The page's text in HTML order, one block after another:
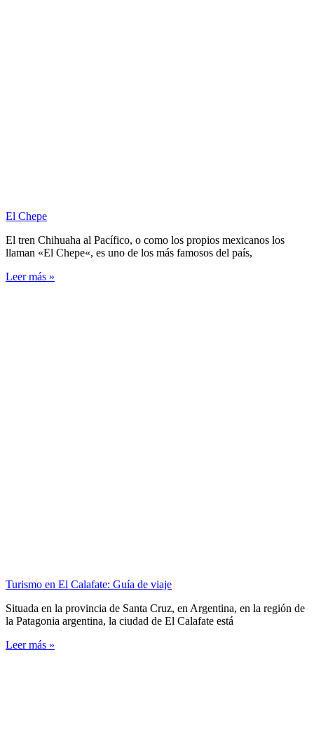
El Chepe
El tren Chihuaha al Pacífico, o como los propios mexicanos los
llaman «El Chepe«, es uno de los más famosos del país,
Leer más »
Turismo en El Calafate: Guía de viaje
Situada en la provincia de Santa Cruz, en Argentina, en la región de
la Patagonia argentina, la ciudad de El Calafate está
Leer más »